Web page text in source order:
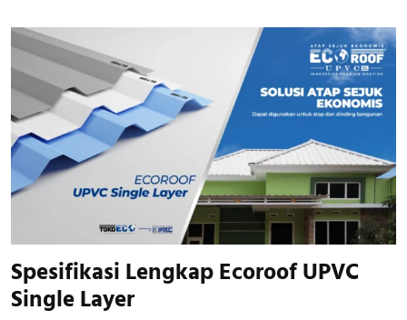
Spesifikasi Lengkap Ecoroof UPVC
Single Layer